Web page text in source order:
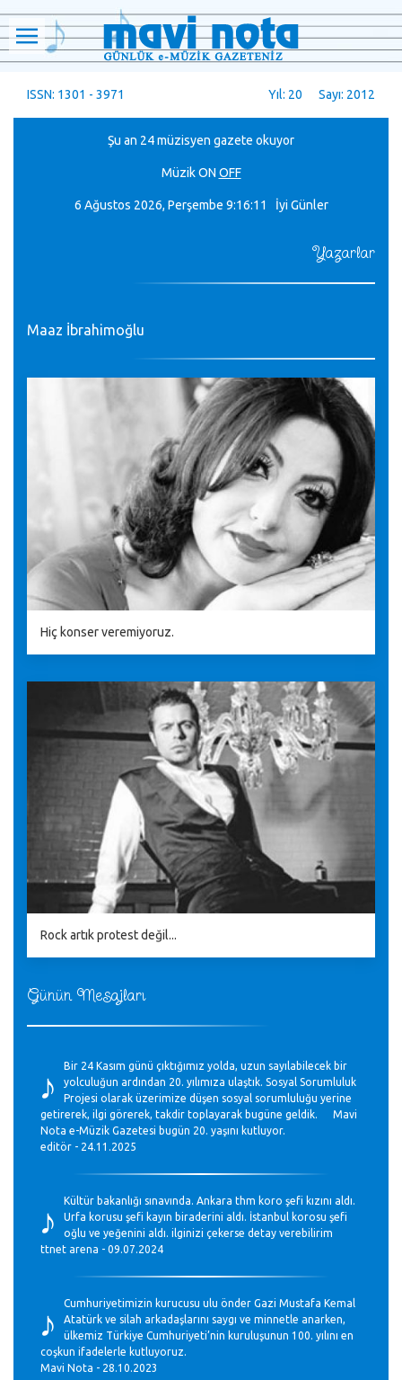
ISSN: 1301 - 3971 Yıl: 20 Sayı: 2012
Şu an 24 müzisyen gazete okuyor
MüzikON OFF
6 Ağustos 2026, Perşembe 9:16:11 İyi Günler
Günün Mesajları
♪
Bir 24 Kasım günü çıktığımız yolda, uzun sayılabilecek bir
yolculuğun ardından 20. yılımıza ulaştık. Sosyal Sorumluluk
Projesi olarak üzerimize düşen sosyal sorumluluğu yerine
getirerek, ilgi görerek, takdir toplayarak bugüne geldik. Mavi
Nota e-Müzik Gazetesi bugün 20. yaşını kutluyor.
editör - 24.11.2025
♪
Kültür bakanlığı sınavında. Ankara thm koro şefi kızını aldı.
Urfa korusu şefi kayın biraderini aldı. İstanbul korosu şefi
oğlu ve yeğenini aldı. ilginizi çekerse detay verebilirim
ttnet arena - 09.07.2024
♪
Cumhuriyetimizin kurucusu ulu önder Gazi Mustafa Kemal
Atatürk ve silah arkadaşlarını saygı ve minnetle anarken,
ülkemiz Türkiye Cumhuriyeti’nin kuruluşunun 100. yılını en
coşkun ifadelerle kutluyoruz.
Mavi Nota - 28.10.2023
Yazarlar
Maaz İbrahimoğlu
Hiç konser veremiyoruz.
Rock artık protest değil...